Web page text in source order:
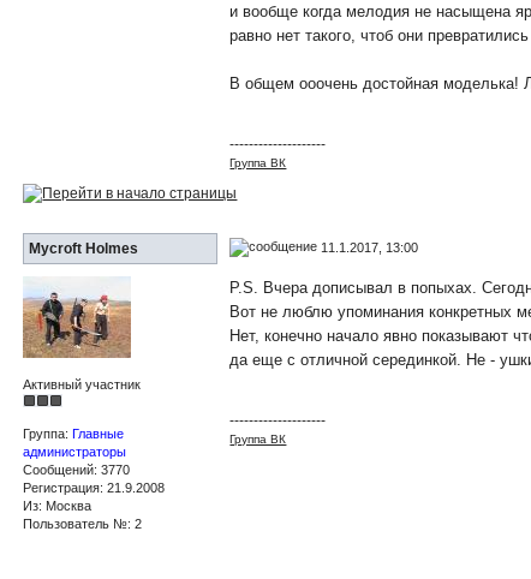
и вообще когда мелодия не насыщена
равно нет такого, чтоб они
В общем ооочень достойная моделька!
--------------------
Группа ВК
Mycroft Holmes 11.1.2017, 13:00
Активный участник
Группа:Главные
администраторы
Сообщений: 3770
Регистрация: 21.9.2008
Из: Москва
Пользователь №: 2
P.S. Вчера дописывал в попыхах.
Вот не люблю упоминания конкретных
Нет, конечно начало явно показывают
да еще с отличной серединкой. Не -
--------------------
Группа ВК